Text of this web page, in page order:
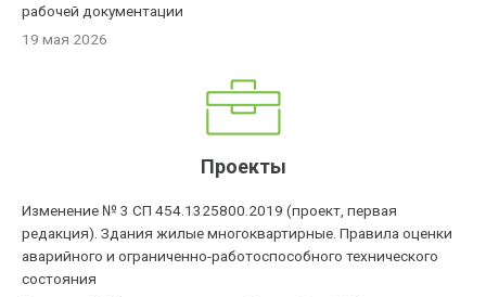
рабочей документации
19 мая 2026
Проекты
Изменение № 3 СП 454.1325800.2019 (проект, первая
редакция). Здания жилые многоквартирные. Правила оценки
аварийного и ограниченно-работоспособного технического
состояния